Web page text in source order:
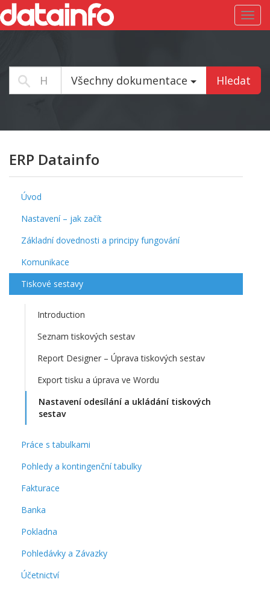
Všechny dokumentace Hledat
ERP Datainfo
Úvod
Nastavení – jak začít
Základní dovednosti a principy fungování
Komunikace
Tiskové sestavy
Introduction
Seznam tiskových sestav
Report Designer – Úprava tiskových sestav
Export tisku a úprava ve Wordu
Nastavení odesílání a ukládání tiskových
sestav
Práce s tabulkami
Pohledy a kontingenční tabulky
Fakturace
Banka
Pokladna
Pohledávky a Závazky
Účetnictví